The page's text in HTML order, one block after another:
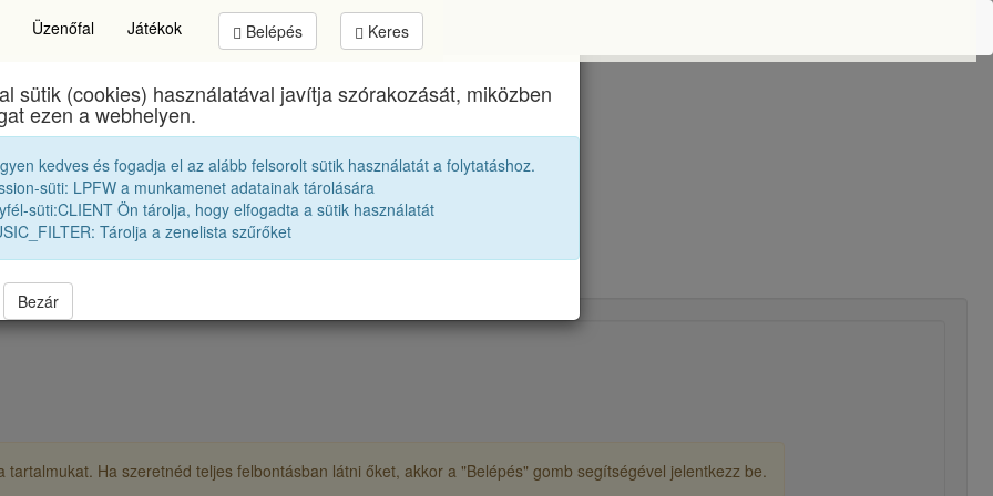
Üzenőfal Játékok Belépés Keres
Brassai Sámuel Líceumegykori diákjai 1971 12A
Kiss Peter
Ha szeretnéd teljes felbontásban látni őket, akkor a "Belépés" gomb segítségével jelentkezz be.
sütik (cookies) használatával javítja szórakozását, miközben
ezen a webhelyen.
kedves és fogadja el az alább felsorolt sütik használatát a folytatáshoz.
süti: LPFW a munkamenet adatainak tárolására
süti:CLIENT Ön tárolja, hogy elfogadta a sütik használatát
Tárolja a zenelista szűrőket
Bezár